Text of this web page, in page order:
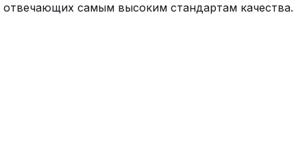
отвечающих самым высоким стандартам качества.